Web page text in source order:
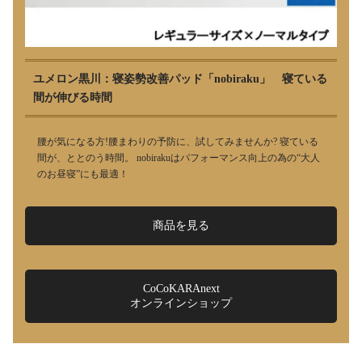
ユメロン黒川：寝姿勢改善パッド「nobiraku」 寝ている
間が伸びる時間
腰が気になる方!腰まわりの予防に、試してみませんか? 寝ている
間が、ととのう時間。 nobirakuはパフォーマンス向上の為の“大人
のお昼寝”にも最適！
商品を見る
CoCoKARAnext
オンラインショップ